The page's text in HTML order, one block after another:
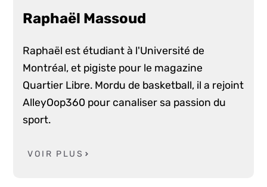
Raphaël Massoud
Raphaël est étudiant à l'Université de
Montréal, et pigiste pour le magazine
Quartier Libre. Mordu de basketball, il a rejoint
AlleyOop360 pour canaliser sa passion du
sport.
VOIR PLUS